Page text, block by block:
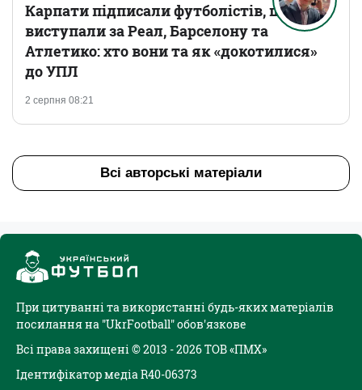
2 серпня 08:21
Карпати підписали футболістів, що
виступали за Реал, Барселону та
Атлетико: хто вони та як «докотилися»
до УПЛ
Всі авторські матеріали
При цитуванні та використанні будь-яких матеріалів
посилання на "UkrFootball" обов'язкове
Всі права захищені © 2013 - 2026 ТОВ «ПМХ»
Ідентифікатор медіа R40-06373